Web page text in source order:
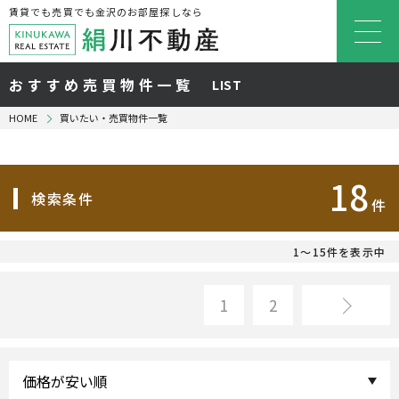
賃貸でも売買でも金沢のお部屋探しなら
おすすめ売買物件一覧 LIST
HOME 買いたい・売買物件一覧
検索条件 18件
1～15件を表示中
1 2